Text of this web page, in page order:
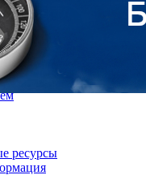
поддержка
поддержка
поддержка
ресурсы